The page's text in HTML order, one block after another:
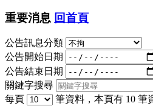
重要消息 回首頁
公告訊息分類
公告開始日期
公告結束日期
關鍵字搜尋
每頁
筆資料，本頁有 10 筆